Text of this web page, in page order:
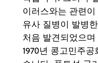
이러스와는 관련
유사 질병이 발병
처음 발견되었으
1970년 콩고민주